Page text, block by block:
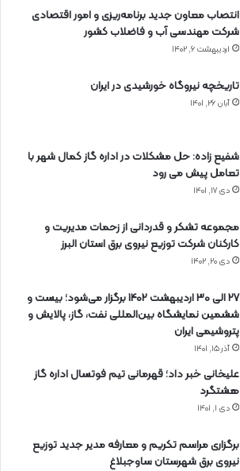
انتصاب معاون جدید برنامه‌ریزی و امور اقتصادی
شرکت مهندسی آب و فاضلاب کشور
اردیبهشت ۶, ۱۴۰۲
تاریخچه نیروگاه خورشیدی در ایران
آبان ۲۶, ۱۴۰۱
شفیع زاده: حل مشکلات در اداره گاز کمال شهر با
تعامل پیش می رود
دی ۱۷, ۱۴۰۱
مجموعه تشکر و قدردانی از زحمات مدیریت و
کارکنان شرکت توزیع نیروی برق استان البرز
دی ۲۰, ۱۴۰۲
27 الی 30 اردیبهشت 1402 برگزار می‌شود؛ بیست و
ششمین نمایشگاه بین‌المللی نفت، گاز، پالایش و
پتروشیمی ایران
آذر ۱۵, ۱۴۰۱
علیخانی خبر داد؛ قهرمانی تیم فوتسال اداره گاز
هشتگرد
دی ۱, ۱۴۰۱
برگزاری مراسم تكریم و معارفه مدیر جدید توزیع
نیروی برق شهرستان ساوجبلاغ